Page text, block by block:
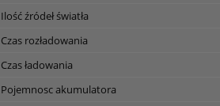
Ilość źródeł światła
Czas rozładowania
Czas ładowania
Pojemnosc akumulatora